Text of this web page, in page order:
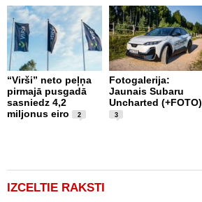
“Virši” neto peļņa
pirmajā pusgadā
sasniedz 4,2
miljonus eiro
2
Fotogalerija:
Jaunais Subaru
Uncharted (+FOTO)
3
IZCELTIE RAKSTI